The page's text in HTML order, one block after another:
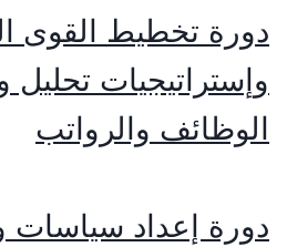
دورة تخطيط القوى
وإستراتيجيات تحليل
الوظائف والرواتب
دورة إعداد سياسات